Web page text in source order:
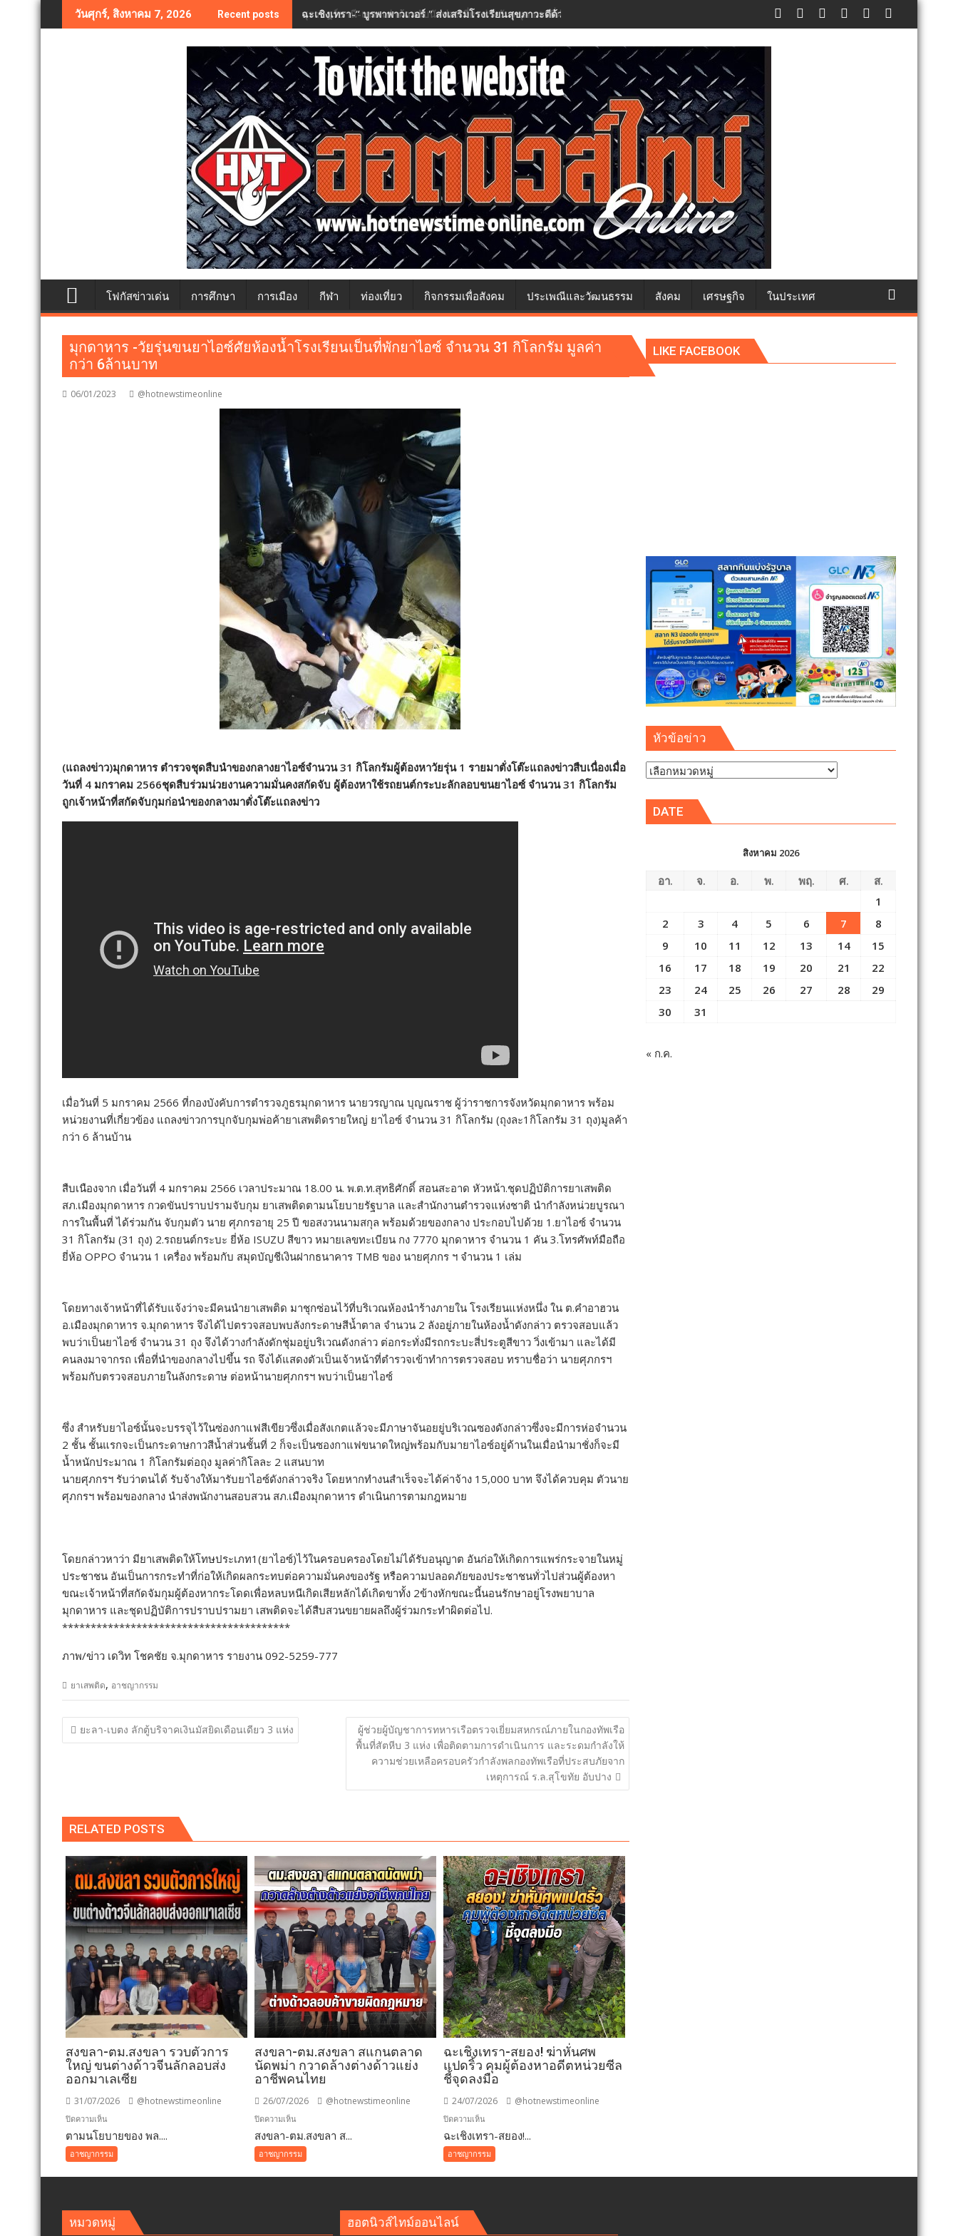
to
วันศุกร์, สิงหาคม 7, 2026 Recent posts ฉะเชิงเทรา-​“ บูรพาพาวเวอร์ " ส่งเสริมโรงเรียนสุขภาวะดีด้วยจุลินทรีย์” ( Healthy school) เสริมความรู้เยาวชนจัดการสิ่งแวดล้อมปลอดภัยยั่งยืน
โฟกัสข่าวเด่น การศึกษา การเมือง กีฬา ท่องเที่ยว กิจกรรมเพื่อสังคม ประเพณีและวัฒนธรรม สังคม เศรษฐกิจ ในประเทศ
มุกดาหาร -วัยรุ่นขนยาไอซ์ศัยห้องน้ำโรงเรียนเป็นที่พักยาไอซ์ จำนวน 31 กิโลกรัม มูลค่า
กว่า 6ล้านบาท
06/01/2023 @hotnewstimeonline
(แถลงข่าว)มุกดาหาร ตำรวจชุดสืบนำของกลางยาไอซ์จำนวน 31 กิโลกรัมผู้ต้องหาวัยรุ่น 1 รายมาตั่งโต๊ะแถลงข่าวสืบเนื่องเมื่อ
วันที่ 4 มกราคม 2566ชุดสืบร่วมน่วยงานความมั่นคงสกัดจับ ผู้ต้องหาใช้รถยนต์กระบะลักลอบขนยาไอซ์ จำนวน 31 กิโลกรัม
ถูกเจ้าหน้าที่สกัดจับกุมก่อนำของกลางมาตั่งโต๊ะแถลงข่าว
เมื่อวันที่ 5 มกราคม 2566 ที่กองบังคับการตำรวจภูธรมุกดาหาร นายวรญาณ บุญณราช ผู้ว่าราชการจังหวัดมุกดาหาร พร้อม
หน่วยงานที่เกี่ยวข้อง แถลงข่าวการบุกจับกุมพ่อค้ายาเสพติดรายใหญ่ ยาไอซ์ จำนวน 31 กิโลกรัม (ถุงละ1กิโลกรัม 31 ถุง)มูลค้า
กว่า 6 ล้านบ้าน
สืบเนืองจาก เมื่อวันที่ 4 มกราคม 2566 เวลาประมาณ 18.00 น. พ.ต.ท.สุทธิศักดิ์ สอนสะอาด หัวหน้า.ชุดปฏิบัติการยาเสพติด
สภ.เมืองมุกดาหาร กวดขันปราบปรามจับกุม ยาเสพติดตามนโยบายรัฐบาล และสำนักงานตำรวจแห่งชาติ นำกำลังหน่วยบูรณา
การในพื้นที่ ได้ร่วมกัน จับกุมตัว นาย ศุภกรอายุ 25 ปี ขอสงวนนามสกุล พร้อมด้วยของกลาง ประกอบไปด้วย 1.ยาไอซ์ จำนวน
31 กิโลกรัม (31 ถุง) 2.รถยนต์กระบะ ยี่ห้อ ISUZU สีขาว หมายเลขทะเบียน กง 7770 มุกดาหาร จำนวน 1 คัน 3.โทรศัพท์มือถือ
ยี่ห้อ OPPO จำนวน 1 เครื่อง พร้อมกับ สมุดบัญชีเงินฝากธนาคาร TMB ของ นายศุภกร ฯ จำนวน 1 เล่ม
โดยทางเจ้าหน้าที่ได้รับแจ้งว่าจะมีคนนำยาเสพติด มาชุกซ่อนไว้ที่บริเวณห้องนำร้างภายใน โรงเรียนแห่งหนึ่ง ใน ต.คำอาฮวน
อ.เมืองมุกดาหาร จ.มุกดาหาร จึงได้ไปตรวจสอบพบลังกระดาษสีน้ำตาล จำนวน 2 ลังอยู่ภายในห้องน้ำดังกล่าว ตรวจสอบแล้ว
พบว่าเป็นยาไอซ์ จำนวน 31 ถุง จึงได้วางกำลังดักชุ่มอยู่บริเวณดังกล่าว ต่อกระทั่งมีรถกระบะสี่ประตูสีขาว วิ่งเข้ามา และได้มี
คนลงมาจากรถ เพื่อที่นำของกลางไปขึ้น รถ จึงได้แสดงตัวเป็นเจ้าหน้าที่ตำรวจเข้าทำการตรวจสอบ ทราบชื่อว่า นายศุภกรฯ
พร้อมกับตรวจสอบภายในลังกระดาษ ต่อหน้านายศุภกรฯ พบว่าเป็นยาไอซ์
ซึ่ง สำหรับยาไอซ์นั้นจะบรรจุไว้ในซ่องกาแฟสีเขียวซึ่งเมื่อสังเกตแล้วจะมีภาษาจันอยยู่บริเวณซองดังกล่าวซึ่งจะมีการห่อจำนวน
2 ชั้น ชั้นแรกจะเป็นกระดาษกาวสีน้ำส่วนชั้นที่ 2 ก็จะเป็นซองกาแฟขนาดใหญ่พร้อมกับมายาไอซ์อยู่ด้านในเมื่อนำมาชั่งก็จะมี
น้ำหนักประมาณ 1 กิโลกรัมต่อถุง มูลค่ากิโลละ 2 แสนบาท
นายศุภกรฯ รับว่าตนได้ รับจ้างให้มารับยาไอซ์ดังกล่าวจริง โดยหากทำงนสำเร็จจะได้ค่าจ้าง 15,000 บาท จึงได้ควบคุม ตัวนาย
ศุภกรฯ พร้อมของกลาง นำส่งพนักงานสอบสวน สภ.เมืองมุกดาหาร ดำเนินการตามกฎหมาย
โดยกล่าวหาว่า มียาเสพติดให้โทษประเภท1(ยาไอซ์)ไว้ในครอบครองโดยไม่ได้รับอนุญาต อันก่อให้เกิดการแพร่กระจายในหมู่
ประชาชน อันเป็นการกระทำที่ก่อให้เกิดผลกระทบต่อความมั่นคงของรัฐ หรือความปลอดภัยของประชาชนทั่วไปส่วนผู้ต้องหา
ขณะเจ้าหน้าที่สกัดจัมกุมผู้ต้องหากระโดดเพื่อหลบหนีเกิดเสียหลักได้เกิดขาทั้ง 2ข้างหักขณะนี้นอนรักษาอยู่โรงพยาบาล
มุกดาหาร และชุดปฏิบัติการปราบปรามยา เสพติดจะได้สืบสวนขยายผลถึงผู้ร่วมกระทำผิดต่อไป.
****************************************
ภาพ/ข่าว เดวิท โชคชัย จ.มุกดาหาร รายงาน 092-5259-777
ยาเสพติด, อาชญากรรม
แนะแนว
เรื่อง
ยะลา-เบตง ลักตู้บริจาคเงินมัสยิดเดือนเดียว 3 แห่ง
ผู้ช่วยผู้บัญชาการทหารเรือตรวจเยี่ยมสหกรณ์ภายในกองทัพเรือ
พื้นที่สัตหีบ 3 แห่ง เพื่อติดตามการดำเนินการ และระดมกำลังให้
ความช่วยเหลือครอบครัวกำลังพลกองทัพเรือที่ประสบภัยจาก
เหตุการณ์ ร.ล.สุโขทัย อับปาง
RELATED POSTS
สงขลา-ตม.สงขลา รวบตัวการ
ใหญ่ ขนต่างด้าวจีนลักลอบส่ง
ออกมาเลเซีย
31/07/2026 @hotnewstimeonline
ปิดความเห็น
สงขลา-
ตม.สงขลา
รวบ
ขน
ต่างด้าว
ตามนโยบายของ พล....
อาชญากรรม
สงขลา-ตม.สงขลา สแกนตลาด
นัดพม่า กวาดล้างต่างด้าวแย่ง
อาชีพคนไทย
26/07/2026 @hotnewstimeonline
ปิดความเห็น
สงขลา-
ตม.สงขลา
สแกน
สงขลา-ตม.สงขลา ส...
อาชญากรรม
ฉะเชิงเทรา-สยอง! ฆ่าหั่นศพ
แปดริ้ว คุมผู้ต้องหาอดีตหน่วยซีล
ชี้จุดลงมือ
24/07/2026 @hotnewstimeonline
ปิดความเห็น
ฉะเชิงเทรา-
สยอง!
ฆ่า
คุม
ฉะเชิงเทรา-สยอง!...
อาชญากรรม
LIKE FACEBOOK
หัวข้อข่าว
หัวข้อ
DATE
สิงหาคม 2026
อา. จ. อ. พ. พฤ. ศ.
ส.
1
2
3 4 5 6 7
8
9
10 11 12 13 14
15
16
17 18 19 20 21
22
23
24 25 26 27 28
29
30
31
« ก.ค.
หมวดหมู่ ฮอตนิวส์ไทม์ออนไลน์